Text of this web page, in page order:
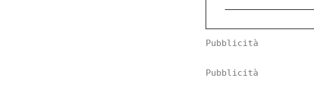
Pubblicità
Pubblicità